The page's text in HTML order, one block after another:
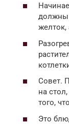
должны
желток,
Совет.
на
того,
Это